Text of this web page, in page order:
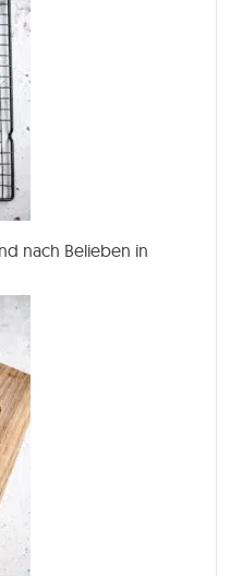
nach Belieben in